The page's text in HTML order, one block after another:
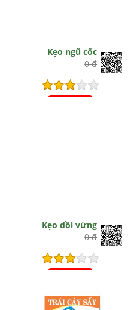
Kẹo ngũ cốc
0 đ
Kẹo dồi vừng
0 đ